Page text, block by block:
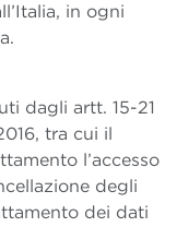
in ogni
dagli artt. 15-21
tra cui il
l’accesso
degli
dei dati